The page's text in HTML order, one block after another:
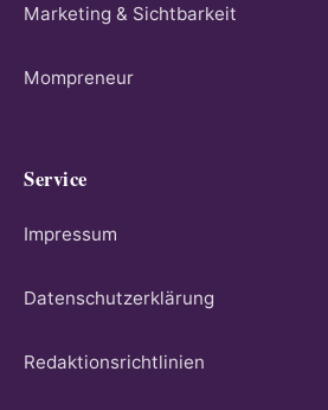
Marketing & Sichtbarkeit
Mompreneur
Service
Impressum
Datenschutzerklärung
Redaktionsrichtlinien